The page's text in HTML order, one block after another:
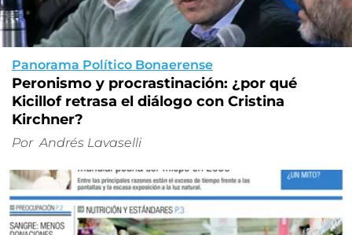
Panorama Político Bonaerense
Peronismo y procrastinación: ¿por qué
Kicillof retrasa el diálogo con Cristina
Kirchner?
Por Andrés Lavaselli